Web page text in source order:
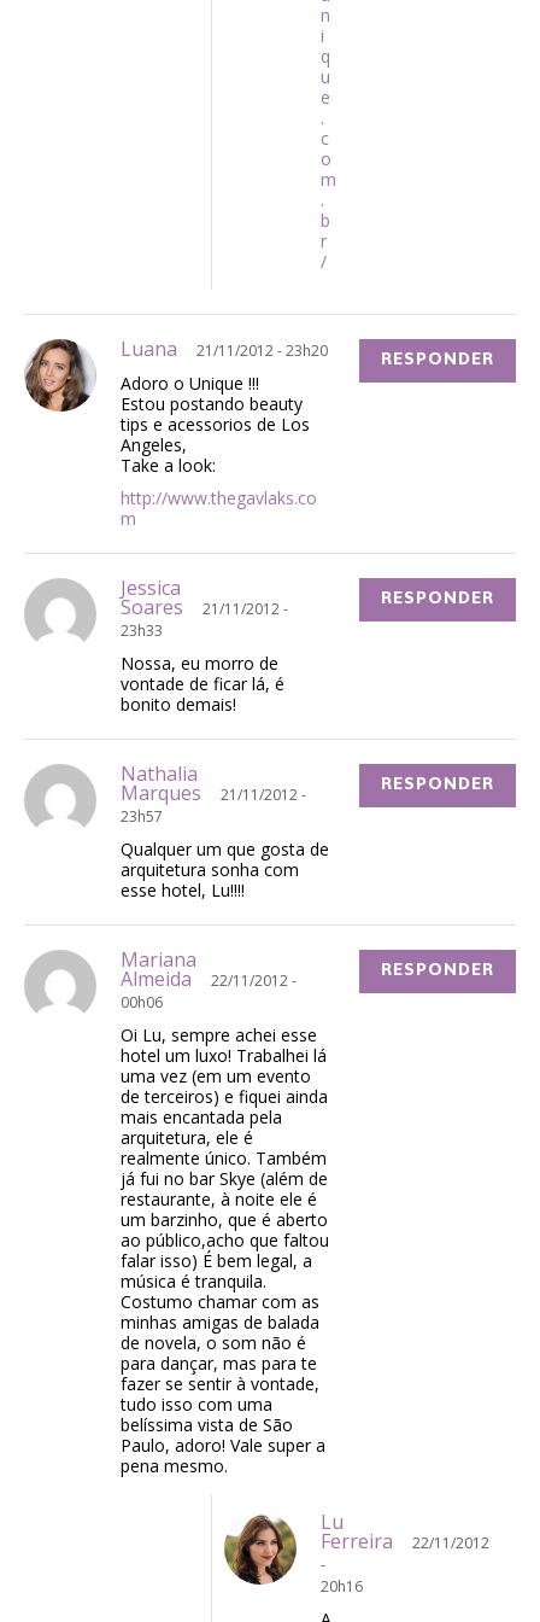
n
i
q
u
e
.
c
o
m
.
b
r
/
Luana 21/11/2012 - 23h20
Adoro o Unique !!!
Estou postando beauty
tips e acessorios de Los
Angeles,
Take a look:
http://www.thegavlaks.co
m
RESPONDER
Jessica
Soares
21/11/2012 -
23h33
Nossa, eu morro de
vontade de ficar lá, é
bonito demais!
RESPONDER
Nathalia
Marques
21/11/2012 -
23h57
Qualquer um que gosta de
arquitetura sonha com
esse hotel, Lu!!!!
RESPONDER
Mariana
Almeida
22/11/2012 -
00h06
Oi Lu, sempre achei esse
hotel um luxo! Trabalhei lá
uma vez (em um evento
de terceiros) e fiquei ainda
mais encantada pela
arquitetura, ele é
realmente único. Também
já fui no bar Skye (além de
restaurante, à noite ele é
um barzinho, que é aberto
ao público,acho que faltou
falar isso) É bem legal, a
música é tranquila.
Costumo chamar com as
minhas amigas de balada
de novela, o som não é
para dançar, mas para te
fazer se sentir à vontade,
tudo isso com uma
belíssima vista de São
Paulo, adoro! Vale super a
pena mesmo.
RESPONDER
Lu
Ferreira
22/11/2012
-
20h16